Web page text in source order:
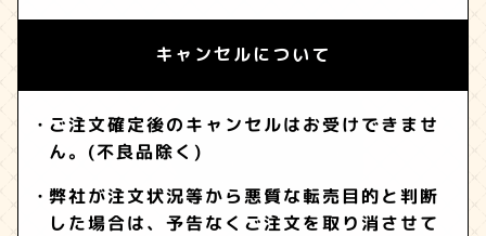
キャンセルについて
ご注文確定後のキャンセルはお受けできませ
ん。(不良品除く)
弊社が注文状況等から悪質な転売目的と判断
した場合は、予告なくご注文を取り消させて